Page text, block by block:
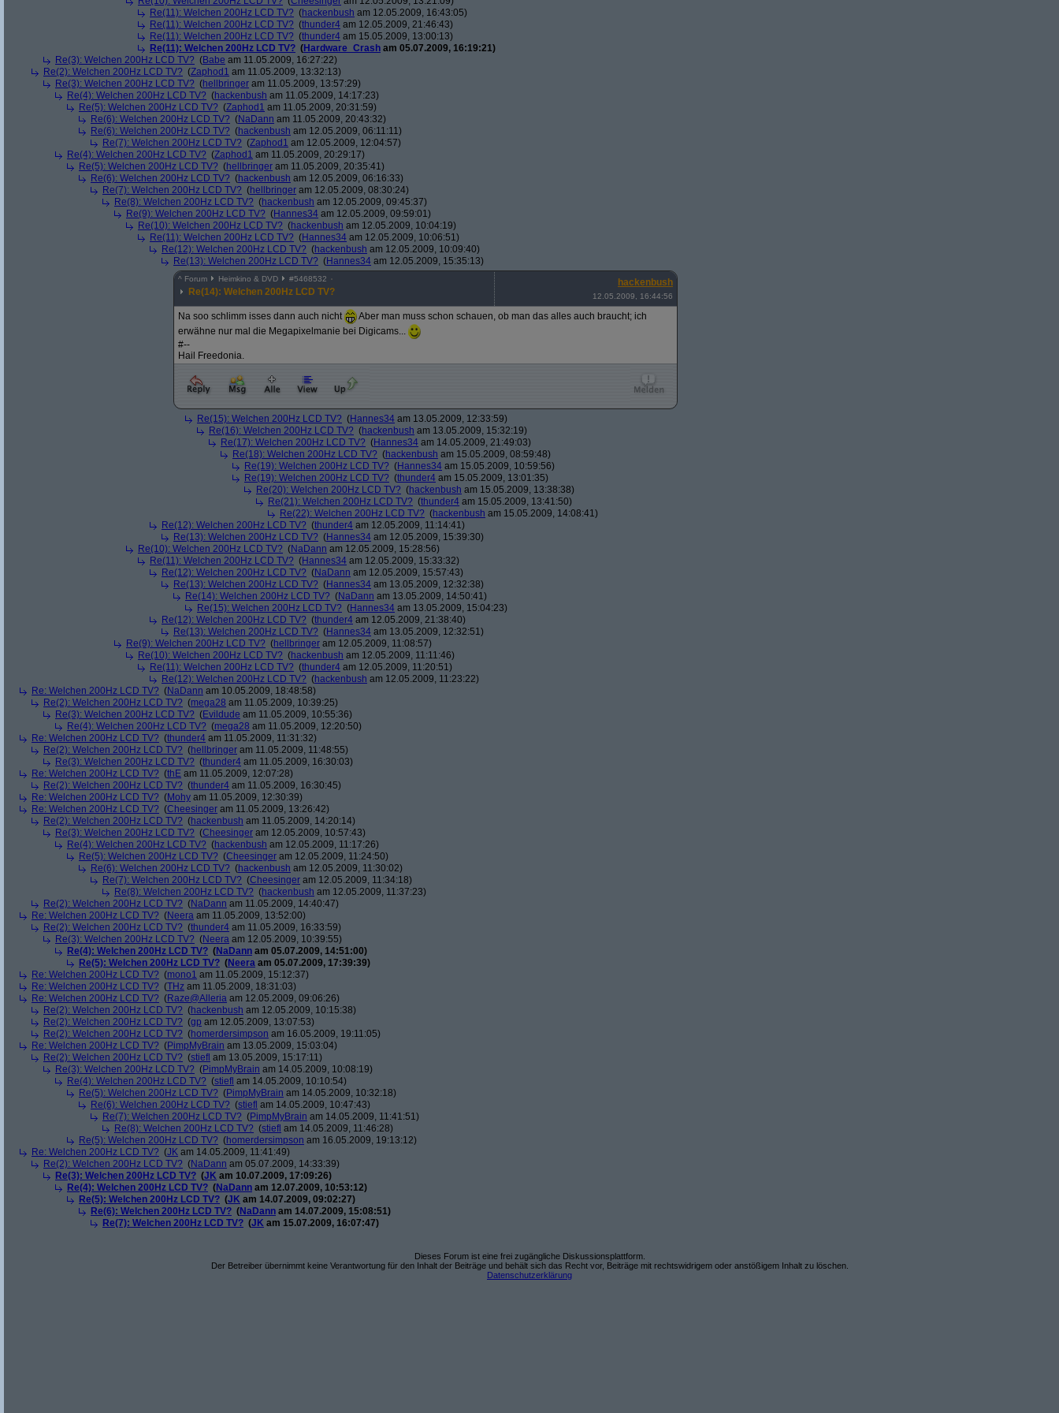
Re(11): Welchen 200Hz LCD TV? (hackenbush am 12.05.2009, 16:43:05)
Re(11): Welchen 200Hz LCD TV? (thunder4 am 12.05.2009, 21:46:43)
Re(11): Welchen 200Hz LCD TV? (thunder4 am 15.05.2009, 13:00:13)
Re(11): Welchen 200Hz LCD TV? (Hardware_Crash am 05.07.2009, 16:19:21)
Re(3): Welchen 200Hz LCD TV? (Babe am 11.05.2009, 16:27:22)
Re(2): Welchen 200Hz LCD TV? (Zaphod1 am 11.05.2009, 13:32:13)
Re(3): Welchen 200Hz LCD TV? (hellbringer am 11.05.2009, 13:57:29)
Re(4): Welchen 200Hz LCD TV? (hackenbush am 11.05.2009, 14:17:23)
Re(5): Welchen 200Hz LCD TV? (Zaphod1 am 11.05.2009, 20:31:59)
Re(6): Welchen 200Hz LCD TV? (NaDann am 11.05.2009, 20:43:32)
Re(6): Welchen 200Hz LCD TV? (hackenbush am 12.05.2009, 06:11:11)
Re(7): Welchen 200Hz LCD TV? (Zaphod1 am 12.05.2009, 12:04:57)
Re(4): Welchen 200Hz LCD TV? (Zaphod1 am 11.05.2009, 20:29:17)
Re(5): Welchen 200Hz LCD TV? (hellbringer am 11.05.2009, 20:35:41)
Re(6): Welchen 200Hz LCD TV? (hackenbush am 12.05.2009, 06:16:33)
Re(7): Welchen 200Hz LCD TV? (hellbringer am 12.05.2009, 08:30:24)
Re(8): Welchen 200Hz LCD TV? (hackenbush am 12.05.2009, 09:45:37)
Re(9): Welchen 200Hz LCD TV? (Hannes34 am 12.05.2009, 09:59:01)
Re(10): Welchen 200Hz LCD TV? (hackenbush am 12.05.2009, 10:04:19)
Re(11): Welchen 200Hz LCD TV? (Hannes34 am 12.05.2009, 10:06:51)
Re(12): Welchen 200Hz LCD TV? (hackenbush am 12.05.2009, 10:09:40)
Re(13): Welchen 200Hz LCD TV? (Hannes34 am 12.05.2009, 15:35:13)
^ Forum Heimkino & DVD #5468532
Re(14): Welchen 200Hz LCD TV?
hackenbush
12.05.2009, 16:44:56
Na soo schlimm isses dann auch nicht
Aber man muss schon schauen, ob man das alles auch braucht; ich
erwähne nur mal die Megapixelmanie bei Digicams...
#--
Hail Freedonia.
Re(15): Welchen 200Hz LCD TV? (Hannes34 am 13.05.2009, 12:33:59)
Re(16): Welchen 200Hz LCD TV? (hackenbush am 13.05.2009, 15:32:19)
Re(17): Welchen 200Hz LCD TV? (Hannes34 am 14.05.2009, 21:49:03)
Re(18): Welchen 200Hz LCD TV? (hackenbush am 15.05.2009, 08:59:48)
Re(19): Welchen 200Hz LCD TV? (Hannes34 am 15.05.2009, 10:59:56)
Re(19): Welchen 200Hz LCD TV? (thunder4 am 15.05.2009, 13:01:35)
Re(20): Welchen 200Hz LCD TV? (hackenbush am 15.05.2009, 13:38:38)
Re(21): Welchen 200Hz LCD TV? (thunder4 am 15.05.2009, 13:41:50)
Re(22): Welchen 200Hz LCD TV? (hackenbush am 15.05.2009, 14:08:41)
Re(12): Welchen 200Hz LCD TV? (thunder4 am 12.05.2009, 11:14:41)
Re(13): Welchen 200Hz LCD TV? (Hannes34 am 12.05.2009, 15:39:30)
Re(10): Welchen 200Hz LCD TV? (NaDann am 12.05.2009, 15:28:56)
Re(11): Welchen 200Hz LCD TV? (Hannes34 am 12.05.2009, 15:33:32)
Re(12): Welchen 200Hz LCD TV? (NaDann am 12.05.2009, 15:57:43)
Re(13): Welchen 200Hz LCD TV? (Hannes34 am 13.05.2009, 12:32:38)
Re(14): Welchen 200Hz LCD TV? (NaDann am 13.05.2009, 14:50:41)
Re(15): Welchen 200Hz LCD TV? (Hannes34 am 13.05.2009, 15:04:23)
Re(12): Welchen 200Hz LCD TV? (thunder4 am 12.05.2009, 21:38:40)
Re(13): Welchen 200Hz LCD TV? (Hannes34 am 13.05.2009, 12:32:51)
Re(9): Welchen 200Hz LCD TV? (hellbringer am 12.05.2009, 11:08:57)
Re(10): Welchen 200Hz LCD TV? (hackenbush am 12.05.2009, 11:11:46)
Re(11): Welchen 200Hz LCD TV? (thunder4 am 12.05.2009, 11:20:51)
Re(12): Welchen 200Hz LCD TV? (hackenbush am 12.05.2009, 11:23:22)
Re: Welchen 200Hz LCD TV? (NaDann am 10.05.2009, 18:48:58)
Re(2): Welchen 200Hz LCD TV? (mega28 am 11.05.2009, 10:39:25)
Re(3): Welchen 200Hz LCD TV? (Evildude am 11.05.2009, 10:55:36)
Re(4): Welchen 200Hz LCD TV? (mega28 am 11.05.2009, 12:20:50)
Re: Welchen 200Hz LCD TV? (thunder4 am 11.05.2009, 11:31:32)
Re(2): Welchen 200Hz LCD TV? (hellbringer am 11.05.2009, 11:48:55)
Re(3): Welchen 200Hz LCD TV? (thunder4 am 11.05.2009, 16:30:03)
Re: Welchen 200Hz LCD TV? (thE am 11.05.2009, 12:07:28)
Re(2): Welchen 200Hz LCD TV? (thunder4 am 11.05.2009, 16:30:45)
Re: Welchen 200Hz LCD TV? (Mohy am 11.05.2009, 12:30:39)
Re: Welchen 200Hz LCD TV? (Cheesinger am 11.05.2009, 13:26:42)
Re(2): Welchen 200Hz LCD TV? (hackenbush am 11.05.2009, 14:20:14)
Re(3): Welchen 200Hz LCD TV? (Cheesinger am 12.05.2009, 10:57:43)
Re(4): Welchen 200Hz LCD TV? (hackenbush am 12.05.2009, 11:17:26)
Re(5): Welchen 200Hz LCD TV? (Cheesinger am 12.05.2009, 11:24:50)
Re(6): Welchen 200Hz LCD TV? (hackenbush am 12.05.2009, 11:30:02)
Re(7): Welchen 200Hz LCD TV? (Cheesinger am 12.05.2009, 11:34:18)
Re(8): Welchen 200Hz LCD TV? (hackenbush am 12.05.2009, 11:37:23)
Re(2): Welchen 200Hz LCD TV? (NaDann am 11.05.2009, 14:40:47)
Re: Welchen 200Hz LCD TV? (Neera am 11.05.2009, 13:52:00)
Re(2): Welchen 200Hz LCD TV? (thunder4 am 11.05.2009, 16:33:59)
Re(3): Welchen 200Hz LCD TV? (Neera am 12.05.2009, 10:39:55)
Re(4): Welchen 200Hz LCD TV? (NaDann am 05.07.2009, 14:51:00)
Re(5): Welchen 200Hz LCD TV? (Neera am 05.07.2009, 17:39:39)
Re: Welchen 200Hz LCD TV? (mono1 am 11.05.2009, 15:12:37)
Re: Welchen 200Hz LCD TV? (THz am 11.05.2009, 18:31:03)
Re: Welchen 200Hz LCD TV? (Raze@Alleria am 12.05.2009, 09:06:26)
Re(2): Welchen 200Hz LCD TV? (hackenbush am 12.05.2009, 10:15:38)
Re(2): Welchen 200Hz LCD TV? (gp am 12.05.2009, 13:07:53)
Re(2): Welchen 200Hz LCD TV? (homerdersimpson am 16.05.2009, 19:11:05)
Re: Welchen 200Hz LCD TV? (PimpMyBrain am 13.05.2009, 15:03:04)
Re(2): Welchen 200Hz LCD TV? (stiefl am 13.05.2009, 15:17:11)
Re(3): Welchen 200Hz LCD TV? (PimpMyBrain am 14.05.2009, 10:08:19)
Re(4): Welchen 200Hz LCD TV? (stiefl am 14.05.2009, 10:10:54)
Re(5): Welchen 200Hz LCD TV? (PimpMyBrain am 14.05.2009, 10:32:18)
Re(6): Welchen 200Hz LCD TV? (stiefl am 14.05.2009, 10:47:43)
Re(7): Welchen 200Hz LCD TV? (PimpMyBrain am 14.05.2009, 11:41:51)
Re(8): Welchen 200Hz LCD TV? (stiefl am 14.05.2009, 11:46:28)
Re(5): Welchen 200Hz LCD TV? (homerdersimpson am 16.05.2009, 19:13:12)
Re: Welchen 200Hz LCD TV? (JK am 14.05.2009, 11:41:49)
Re(2): Welchen 200Hz LCD TV? (NaDann am 05.07.2009, 14:33:39)
Re(3): Welchen 200Hz LCD TV? (JK am 10.07.2009, 17:09:26)
Re(4): Welchen 200Hz LCD TV? (NaDann am 12.07.2009, 10:53:12)
Re(5): Welchen 200Hz LCD TV? (JK am 14.07.2009, 09:02:27)
Re(6): Welchen 200Hz LCD TV? (NaDann am 14.07.2009, 15:08:51)
Re(7): Welchen 200Hz LCD TV? (JK am 15.07.2009, 16:07:47)
Dieses Forum ist eine frei zugängliche Diskussionsplattform.
Der Betreiber übernimmt keine Verantwortung für den Inhalt der Beiträge und behält sich das Recht vor, Beiträge mit rechtswidrigem oder anstößigem Inhalt zu löschen.
Datenschutzerklärung